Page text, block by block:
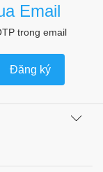
BULL-GND-2D
cài đặt được ổ
em
muốn bằng
sẽ bật thiết bị
Email
trong email
Đăng ký